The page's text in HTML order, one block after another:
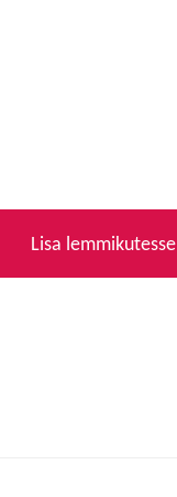
Lisa lemmikutesse